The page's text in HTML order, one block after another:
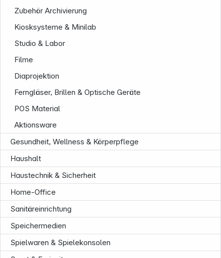
Zubehör Archivierung
Kiosksysteme & Minilab
Studio & Labor
Filme
Diaprojektion
Ferngläser, Brillen & Optische Geräte
POS Material
Aktionsware
Gesundheit, Wellness & Körperpflege
Haushalt
Haustechnik & Sicherheit
Home-Office
Sanitäreinrichtung
Speichermedien
Spielwaren & Spielekonsolen